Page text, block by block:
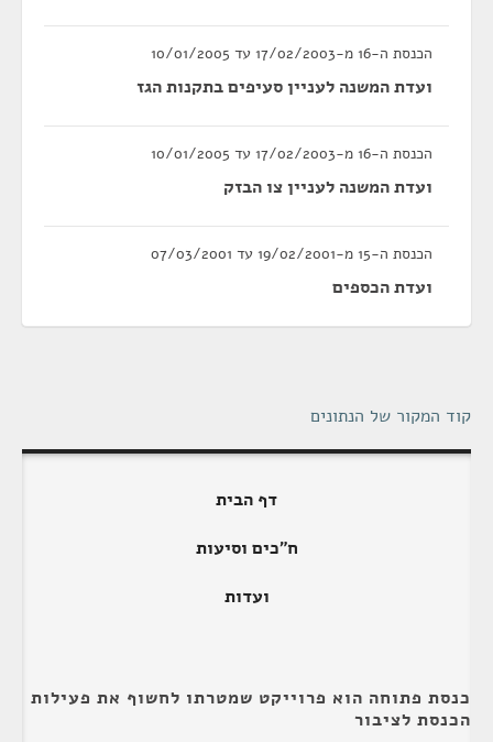
הכנסת ה-16 מ-17/02/2003 עד 10/01/2005
ועדת המשנה לעניין סעיפים בתקנות הגז
הכנסת ה-16 מ-17/02/2003 עד 10/01/2005
ועדת המשנה לעניין צו הבזק
הכנסת ה-15 מ-19/02/2001 עד 07/03/2001
ועדת הכספים
קוד המקור של הנתונים
דף הבית
ח"כים וסיעות
ועדות
כנסת פתוחה הוא פרוייקט שמטרתו לחשוף את פעילות
הכנסת לציבור